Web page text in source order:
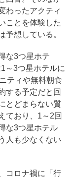
わったアクティ
ことを体験した
予想している。
な3つ星ホテ
～3つ星ホテルに
ティや無料朝食
する予定だと回
とどまらない質
ており、1～2回
な3つ星ホテル
人も少なくない
コロナ禍に「行